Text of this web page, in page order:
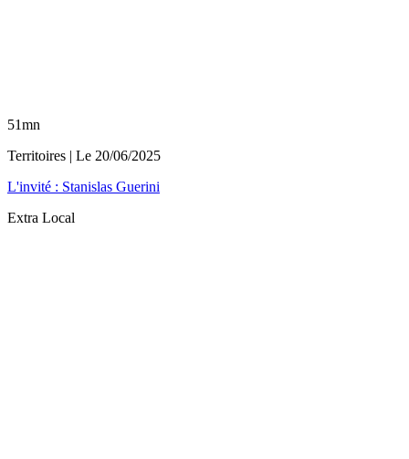
51mn
Territoires | Le 20/06/2025
L'invité : Stanislas Guerini
Extra Local